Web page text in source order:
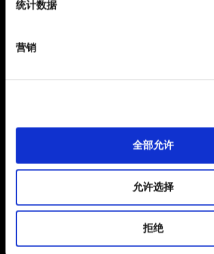
统计数据
营销
全部允许
允许选择
拒绝